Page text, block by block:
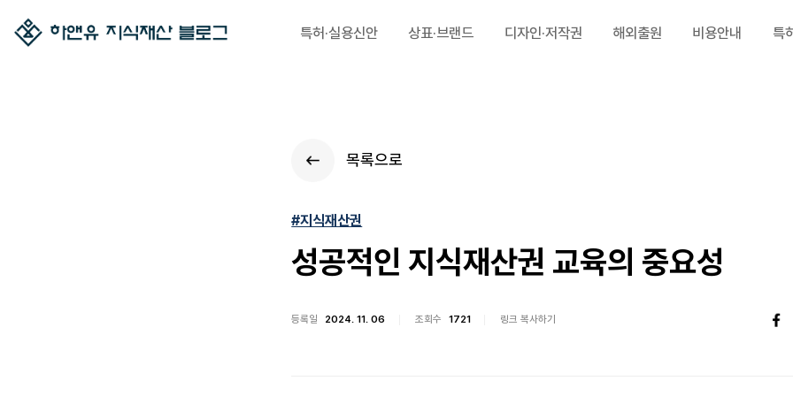
특허·실용신안 상표·브랜드 디자인·저작권 해외출원 비용안내 특
목록으로
#지식재산권
성공적인 지식재산권 교육의 중요성
등록일 2024. 11. 06 조회수 1721 링크 복사하기